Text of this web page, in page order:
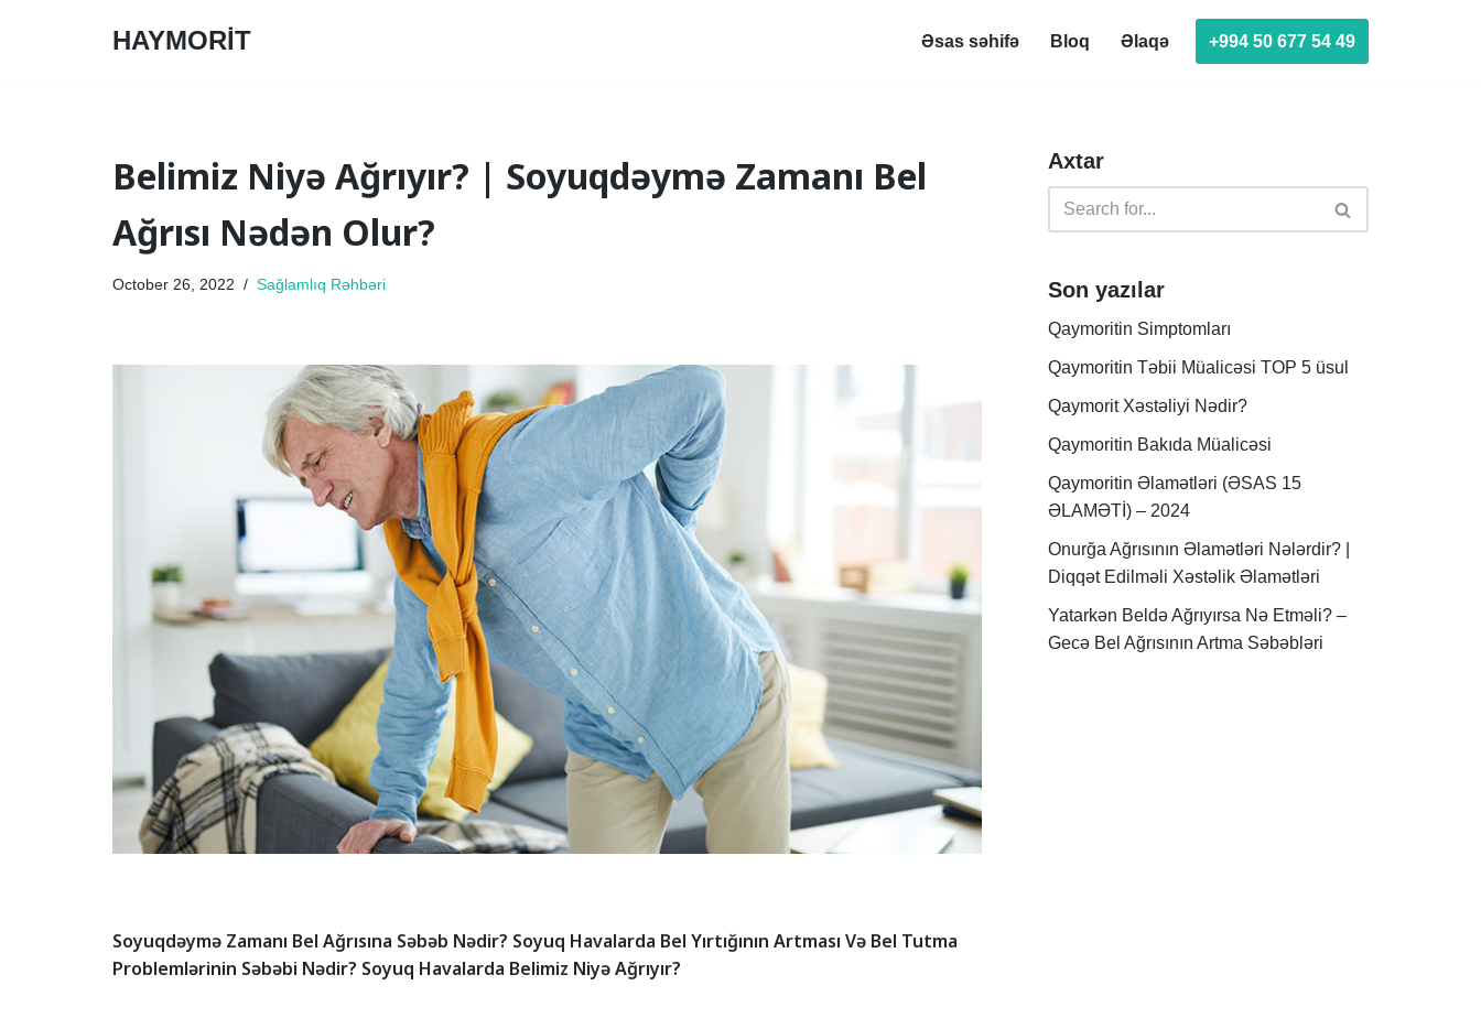
HAYMORİT Əsas səhifə Bloq Əlaqə +994 50 677 54 49
Belimiz Niyə Ağrıyır? | Soyuqdəymə Zamanı Bel
Ağrısı Nədən Olur?
October 26, 2022 Sağlamlıq Rəhbəri
Soyuqdəymə Zamanı Bel Ağrısına Səbəb Nədir? Soyuq Havalarda Bel Yırtığının Artması Və Bel Tutma
Problemlərinin Səbəbi Nədir? Soyuq Havalarda Belimiz Niyə Ağrıyır?
Axtar
Son yazılar
Qaymoritin Simptomları
Qaymoritin Təbii Müalicəsi TOP 5 üsul
Qaymorit Xəstəliyi Nədir?
Qaymoritin Bakıda Müalicəsi
Qaymoritin Əlamətləri (ƏSAS 15
ƏLAMƏTİ) – 2024
Onurğa Ağrısının Əlamətləri Nələrdir? |
Diqqət Edilməli Xəstəlik Əlamətləri
Yatarkən Beldə Ağrıyırsa Nə Etməli? –
Gecə Bel Ağrısının Artma Səbəbləri